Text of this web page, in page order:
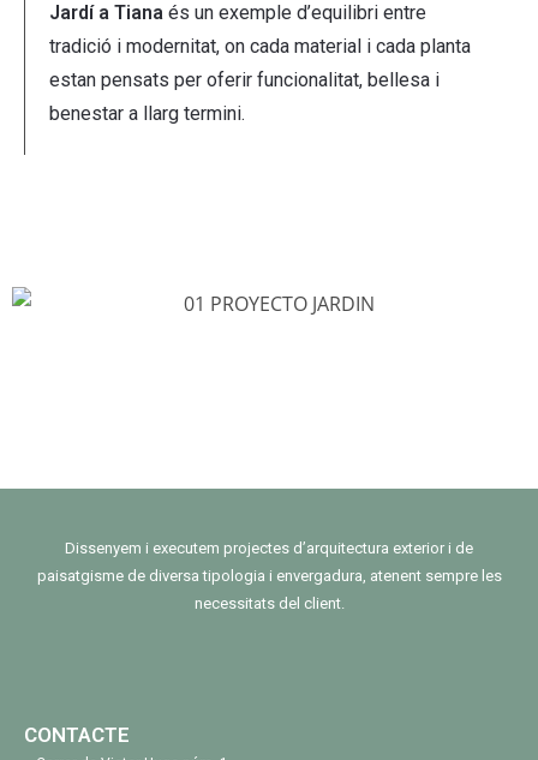
Jardí a Tiana és un exemple d’equilibri entre
tradició i modernitat, on cada material i cada planta
estan pensats per oferir funcionalitat, bellesa i
benestar a llarg termini.
Dissenyem i executem projectes d’arquitectura exterior i de
paisatgisme de diversa tipologia i envergadura, atenent sempre les
necessitats del client.
CONTACTE